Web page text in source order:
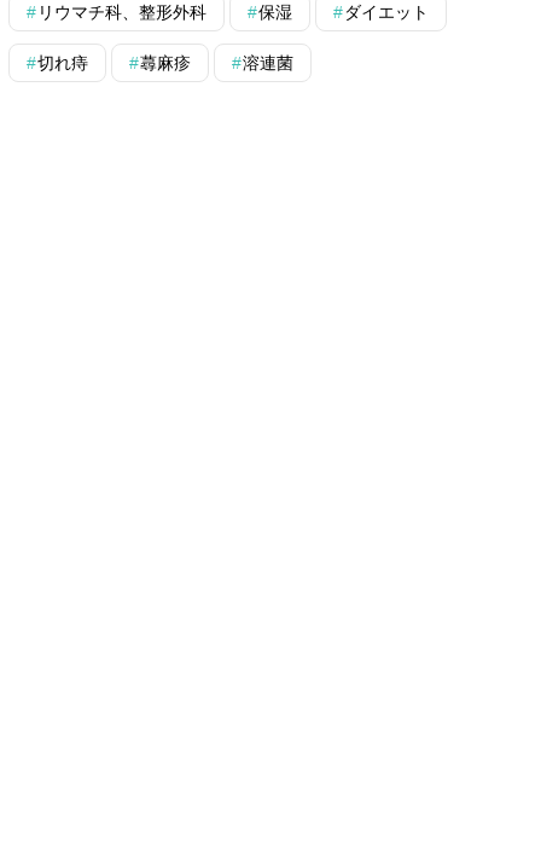
リウマチ科、整形外科 保湿 ダイエット
切れ痔 蕁麻疹 溶連菌